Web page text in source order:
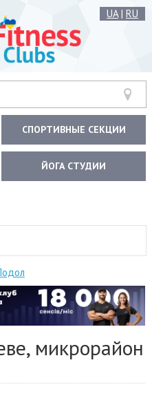
UA| RU
СПОРТИВНЫЕ СЕКЦИИ
ЙОГА СТУДИИ
микрорайон